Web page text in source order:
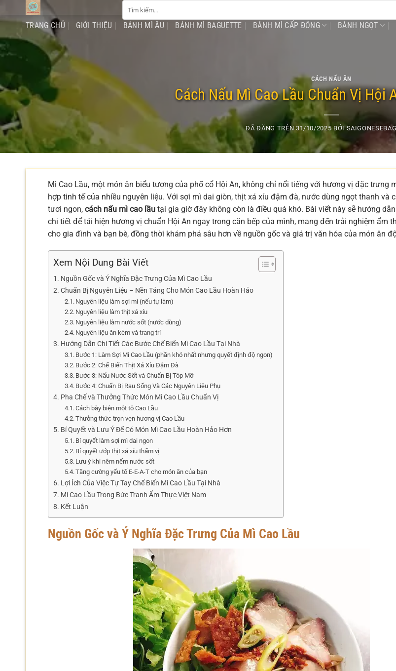
đến
dung
kiếm:
TRANG CHỦ GIỚI THIỆU BÁNH MÌ ÂU BÁNH MÌ BAGUETTE BÁNH MÌ CẤP ĐÔNG BÁNH NGỌT
CÁCH NẤU ĂN
Cách Nấu Mì Cao Lầu Chuẩn Vị Hội
ĐÃ ĐĂNG TRÊN31/10/2025 BỞI
Mì Cao Lầu, một món ăn biểu tượng của phố cổ Hội An, không chỉ nổi tiếng với hương vị đặc trưng
hợp tinh tế của nhiều nguyên liệu. Với sợi mì dai giòn, thịt xá xíu đậm đà, nước dùng ngọt thanh và
tươi ngon, cách nấu mì cao lầu tại gia giờ đây không còn là điều quá khó. Bài viết này sẽ hướng
chi tiết để tái hiện hương vị chuẩn Hội An ngay trong căn bếp của mình, mang đến trải nghiệm ẩm
cho gia đình và bạn bè, đồng thời khám phá sâu hơn về nguồn gốc và giá trị văn hóa của món ăn
Xem Nội Dung Bài Viết
Nguồn Gốc và Ý Nghĩa Đặc Trưng Của Mì Cao Lầu
Chuẩn Bị Nguyên Liệu – Nền Tảng Cho Món Cao Lầu Hoàn Hảo
Nguyên liệu làm sợi mì (nếu tự làm)
Nguyên liệu làm thịt xá xíu
Nguyên liệu làm nước sốt (nước dùng)
Nguyên liệu ăn kèm và trang trí
Hướng Dẫn Chi Tiết Các Bước Chế Biến Mì Cao Lầu Tại Nhà
Bước 1: Làm Sợi Mì Cao Lầu (phần khó nhất nhưng quyết định độ ngon)
Bước 2: Chế Biến Thịt Xá Xíu Đậm Đà
Bước 3: Nấu Nước Sốt và Chuẩn Bị Tóp Mỡ
Bước 4: Chuẩn Bị Rau Sống Và Các Nguyên Liệu Phụ
Pha Chế và Thưởng Thức Món Mì Cao Lầu Chuẩn Vị
Cách bày biện một tô Cao Lầu
Thưởng thức trọn vẹn hương vị Cao Lầu
Bí Quyết và Lưu Ý Để Có Món Mì Cao Lầu Hoàn Hảo Hơn
Bí quyết làm sợi mì dai ngon
Bí quyết ướp thịt xá xíu thấm vị
Lưu ý khi nêm nếm nước sốt
Tăng cường yếu tố E-E-A-T cho món ăn của bạn
Lợi Ích Của Việc Tự Tay Chế Biến Mì Cao Lầu Tại Nhà
Mì Cao Lầu Trong Bức Tranh Ẩm Thực Việt Nam
Kết Luận
Nguồn Gốc và Ý Nghĩa Đặc Trưng Của Mì Cao Lầu